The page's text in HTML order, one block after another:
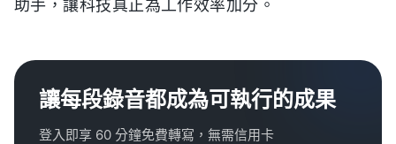
助手，讓科技真正為工作效率加分。
讓每段錄音都成為可執行的成果
登入即享 60 分鐘免費轉寫，無需信用卡